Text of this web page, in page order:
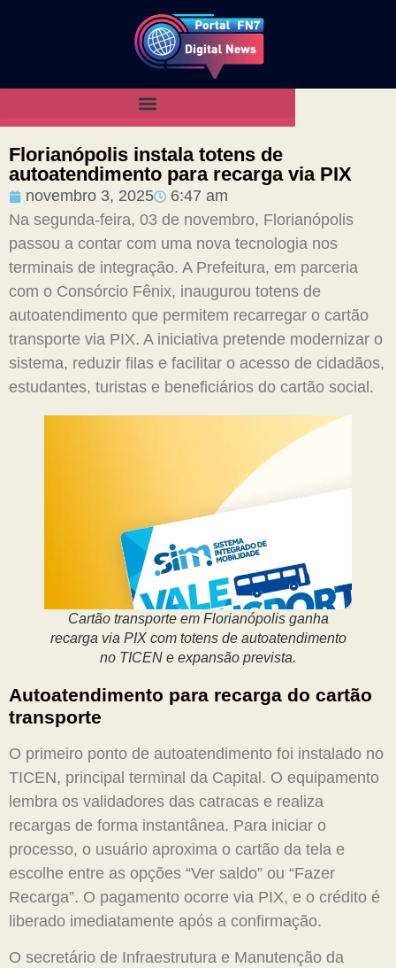
Florianópolis instala totens de
autoatendimento para recarga via PIX
novembro 3, 2025
6:47 am
Na segunda-feira, 03 de novembro, Florianópolis
passou a contar com uma nova tecnologia nos
terminais de integração. A Prefeitura, em parceria
com o Consórcio Fênix, inaugurou totens de
autoatendimento que permitem recarregar o cartão
transporte via PIX. A iniciativa pretende modernizar o
sistema, reduzir filas e facilitar o acesso de cidadãos,
estudantes, turistas e beneficiários do cartão social.
Cartão transporte em Florianópolis ganha
recarga via PIX com totens de autoatendimento
no TICEN e expansão prevista.
Autoatendimento para recarga do cartão
transporte
O primeiro ponto de autoatendimento foi instalado no
TICEN, principal terminal da Capital. O equipamento
lembra os validadores das catracas e realiza
recargas de forma instantânea. Para iniciar o
processo, o usuário aproxima o cartão da tela e
escolhe entre as opções “Ver saldo” ou “Fazer
Recarga”. O pagamento ocorre via PIX, e o crédito é
liberado imediatamente após a confirmação.
O secretário de Infraestrutura e Manutenção da